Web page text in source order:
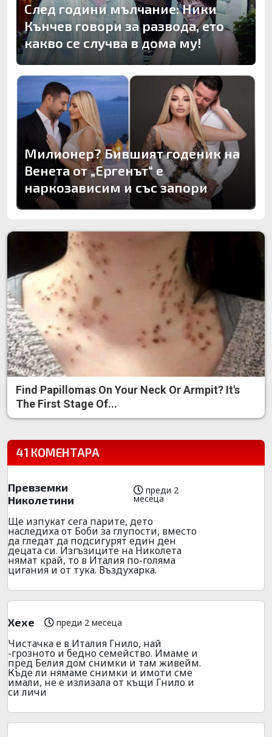
След години мълчание: Ники
Кънчев говори за развода, ето
какво се случва в дома му!
Милионер? Бившият годеник на
Венета от „Ергенът“ е
наркозависим и със запори
Find Papillomas On Your Neck Or Armpit? It's
The First Stage Of...
41 КОМЕНТАРА
Превземки
Николетини
преди 2
месеца
Ще изпукат сега парите, дето
наследиха от Боби за глупости, вместо
да гледат да подсигурят един ден
децата си. Изгъзиците на Николета
нямат край, то в Италия по-голяма
цигания и от тука. Въздухарка.
Хехе преди 2 месеца
Чистачка е в Италия Гнило, най
-грозното и бедно семейство. Имаме и
пред Белия дом снимки и там живейм.
Къде ли нямаме снимки и имоти сме
имали, не е излизала от къщи Гнило и
си личи